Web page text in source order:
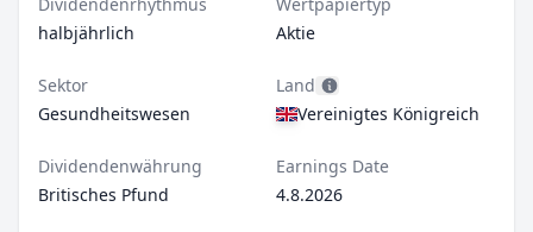
halbjährlich
Aktie
Sektor
Gesundheitswesen
Land
Vereinigtes Königreich
Dividendenwährung
Britisches Pfund
Earnings Date
4.8.2026